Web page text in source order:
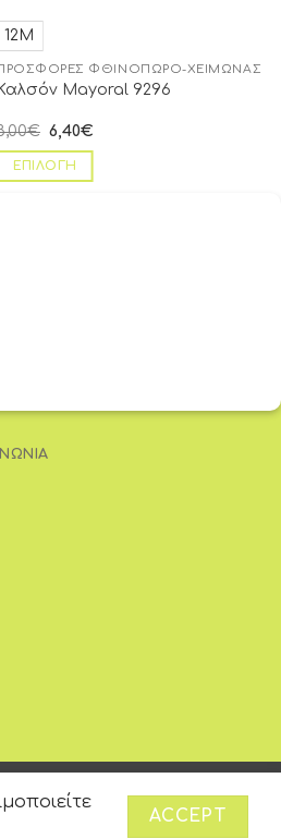
12Μ
ΦΘΙΝΌΠΩΡΟ-ΧΕΙΜΏΝΑΣ
Mayoral 9296
€ 6,40€
ΕΠΙΛΟΓΉ
ACCEPT